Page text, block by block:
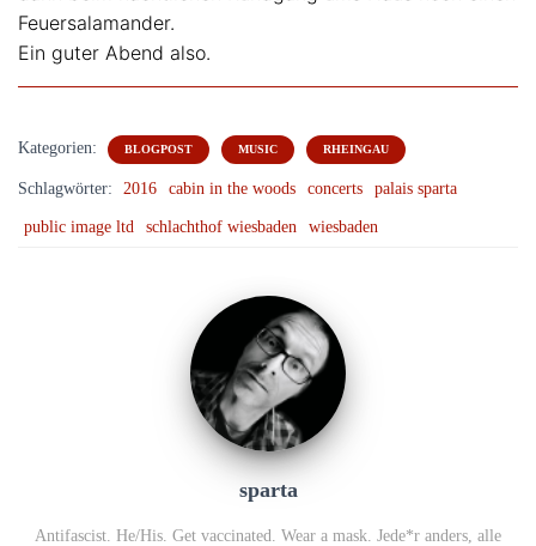
Feuersalamander.
Ein guter Abend also.
Kategorien: BLOGPOST MUSIC RHEINGAU
Schlagwörter: 2016 cabin in the woods concerts palais sparta
public image ltd schlachthof wiesbaden wiesbaden
sparta
Antifascist. He/His. Get vaccinated. Wear a mask. Jede*r anders, alle